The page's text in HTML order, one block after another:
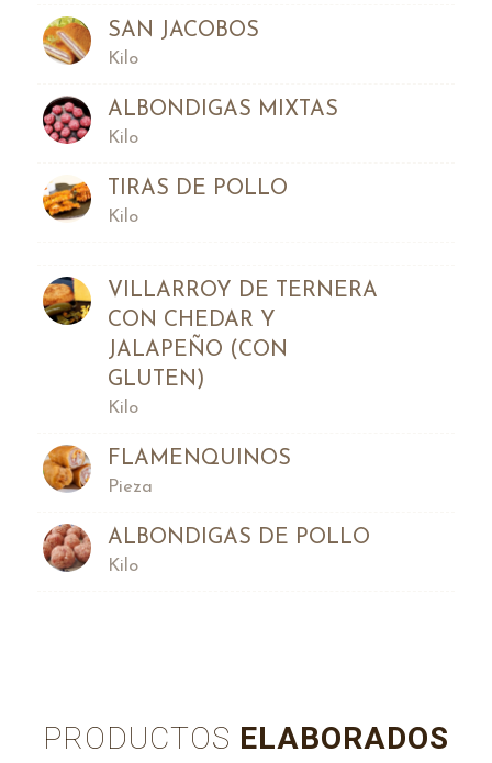
SAN JACOBOS
Kilo
ALBONDIGAS MIXTAS
Kilo
TIRAS DE POLLO
Kilo
VILLARROY DE TERNERA
CON CHEDAR Y
JALAPEÑO (CON
GLUTEN)
Kilo
FLAMENQUINOS
Pieza
ALBONDIGAS DE POLLO
Kilo
PRODUCTOS ELABORADOS